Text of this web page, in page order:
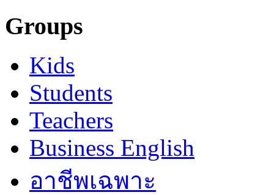
Groups
Kids
Students
Teachers
Business English
อาชีพเฉพาะ